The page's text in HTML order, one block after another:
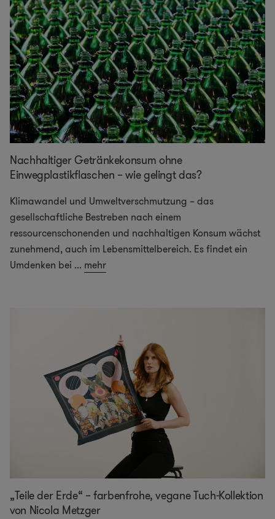
Nachhaltiger Getränkekonsum ohne
Einwegplastikflaschen – wie gelingt das?
Klimawandel und Umweltverschmutzung – das
gesellschaftliche Bestreben nach einem
ressourcenschonenden und nachhaltigen Konsum wächst
zunehmend, auch im Lebensmittelbereich. Es findet ein
Umdenken bei ... mehr
„Teile der Erde“ – farbenfrohe, vegane Tuch-Kollektion
von Nicola Metzger